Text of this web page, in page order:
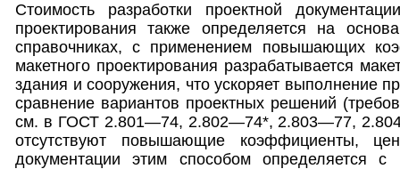
Стоимость разработки проектной
проектирования также определяется на
справочниках, с применением повышающих
макетного проектирования разрабатывается
здания и сооружения, что ускоряет выполнение
сравнение вариантов проектных решений
см. в ГОСТ 2.801—74, 2.802—74*, 2.803—77,
отсутствуют повышающие коэффициенты,
документации этим способом определяется